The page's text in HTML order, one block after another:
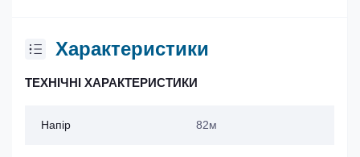
Характеристики
ТЕХНІЧНІ ХАРАКТЕРИСТИКИ
Напір 82м